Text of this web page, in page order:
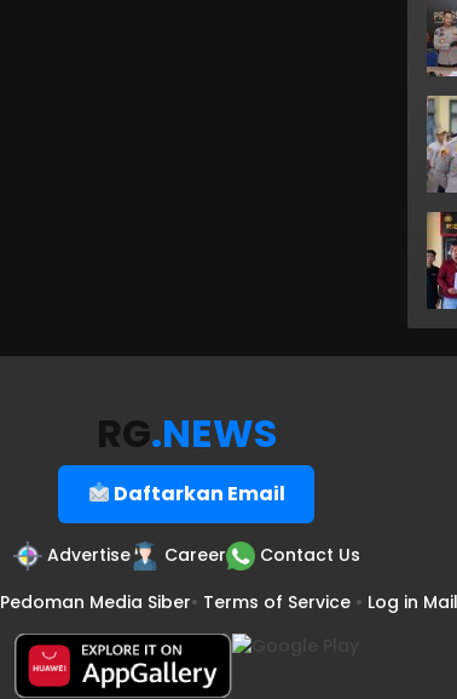
RG.NEWS
Daftarkan Email
Advertise Career
Contact Us
Pedoman Media Siber• Terms of Service • Log in Mail